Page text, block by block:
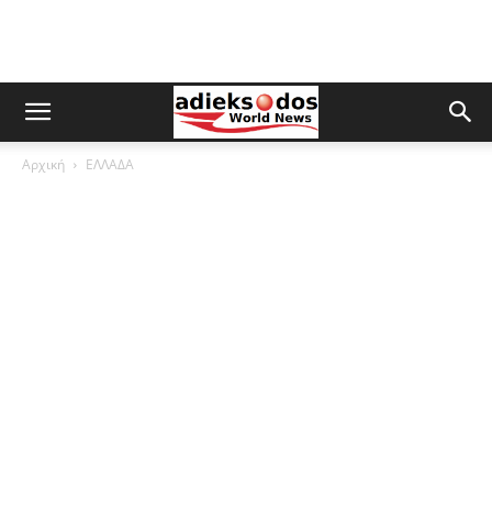
Αρχική ΕΛΛΑΔΑ